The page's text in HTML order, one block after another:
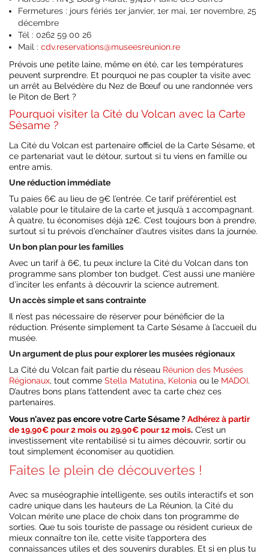
Fermetures : jours fériés 1er janvier, 1er mai, 1er novembre, 25
décembre
Tél : 0262 59 00 26
Mail : cdv.reservations@museesreunion.re
Prévois une petite laine, même en été, car les températures
peuvent surprendre. Et pourquoi ne pas coupler ta visite avec
un arrêt au Belvédère du Nez de Bœuf ou une randonnée vers
le Piton de Bert ?
Pourquoi visiter la Cité du Volcan avec la Carte
Sésame ?
La Cité du Volcan est partenaire officiel de la Carte Sésame, et
ce partenariat vaut le détour, surtout si tu viens en famille ou
entre amis.
Une réduction immédiate
Tu paies 6€ au lieu de 9€ l’entrée. Ce tarif préférentiel est
valable pour le titulaire de la carte et jusqu’à 1 accompagnant.
À quatre, tu économises déjà 12€. C’est toujours bon à prendre,
surtout si tu prévois d’enchaîner d’autres visites dans la journée.
Un bon plan pour les familles
Avec un tarif à 6€, tu peux inclure la Cité du Volcan dans ton
programme sans plomber ton budget. C’est aussi une manière
d’inciter les enfants à découvrir la science autrement.
Un accès simple et sans contrainte
Il n’est pas nécessaire de réserver pour bénéficier de la
réduction. Présente simplement ta Carte Sésame à l’accueil du
musée.
Un argument de plus pour explorer les musées régionaux
La Cité du Volcan fait partie du réseau Réunion des Musées
Régionaux, tout comme Stella Matutina, Kelonia ou le MADOI.
D’autres bons plans t’attendent avec ta carte chez ces
partenaires.
Vous n'avez pas encore votre Carte Sésame ?Adhérez à partir
de 19,90€ pour 2 mois ou 29,90€ pour 12 mois. C’est un
investissement vite rentabilisé si tu aimes découvrir, sortir ou
tout simplement économiser au quotidien.
Faites le plein de découvertes !
Avec sa muséographie intelligente, ses outils interactifs et son
cadre unique dans les hauteurs de La Réunion, la Cité du
Volcan mérite une place de choix dans ton programme de
sorties. Que tu sois touriste de passage ou résident curieux de
mieux connaître ton île, cette visite t’apportera des
connaissances utiles et des souvenirs durables. Et si en plus tu